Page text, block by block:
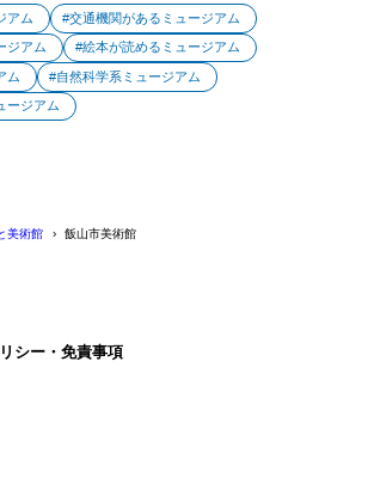
アム 交通機関があるミュージアム
ジアム 絵本が読めるミュージアム
ム 自然科学系ミュージアム
ージアム
美術館 飯山市美術館
シー・免責事項